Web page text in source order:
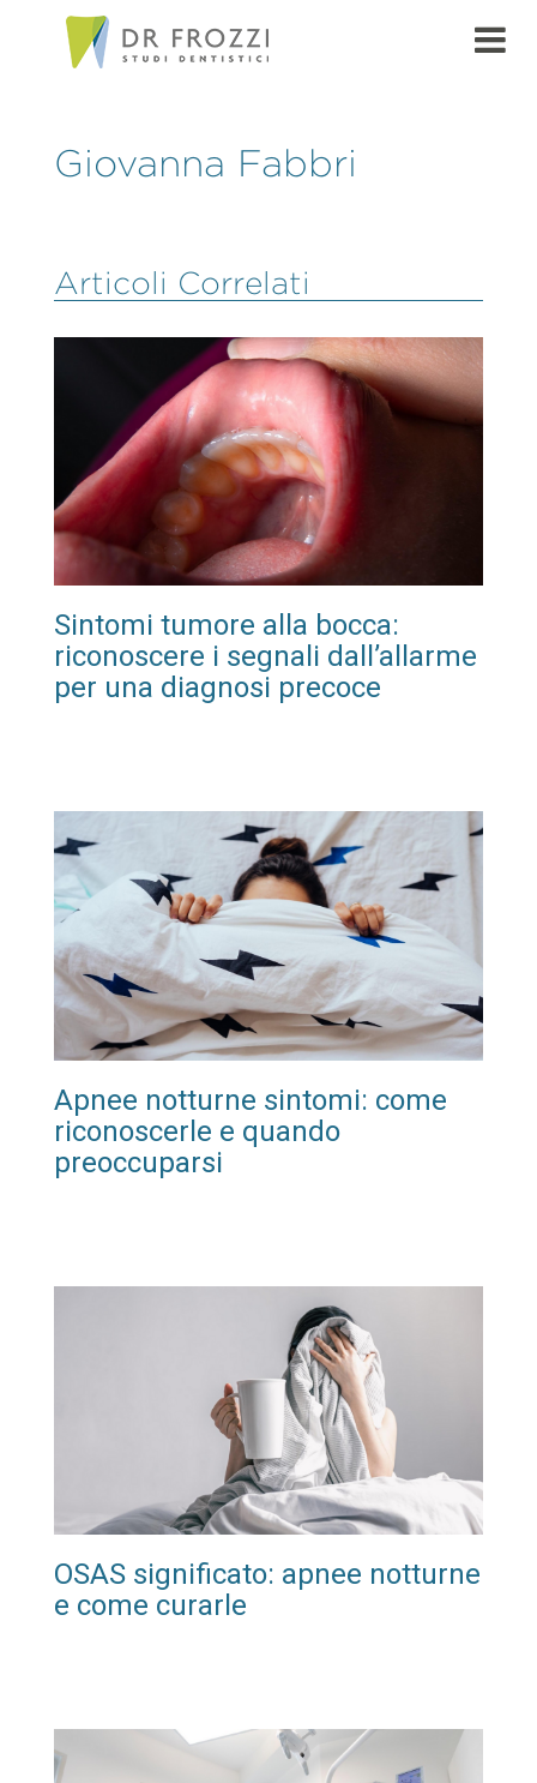
Giovanna Fabbri
Articoli Correlati
Sintomi tumore alla bocca:
riconoscere i segnali dall’allarme
per una diagnosi precoce
Apnee notturne sintomi: come
riconoscerle e quando
preoccuparsi
OSAS significato: apnee notturne
e come curarle